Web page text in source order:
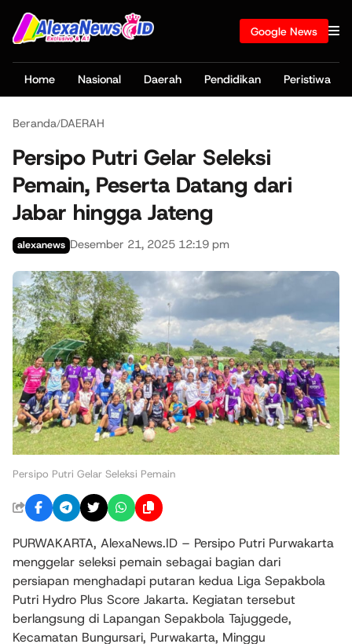
Google News
Home Nasional Daerah Pendidikan Peristiwa
Beranda/DAERAH
Persipo Putri Gelar Seleksi
Pemain, Peserta Datang dari
Jabar hingga Jateng
alexanews Desember 21, 2025 12:19 pm
Persipo Putri Gelar Seleksi Pemain
PURWAKARTA, AlexaNews.ID – Persipo Putri Purwakarta
menggelar seleksi pemain sebagai bagian dari
persiapan menghadapi putaran kedua Liga Sepakbola
Putri Hydro Plus Score Jakarta. Kegiatan tersebut
berlangsung di Lapangan Sepakbola Tajuggede,
Kecamatan Bungursari, Purwakarta, Minggu